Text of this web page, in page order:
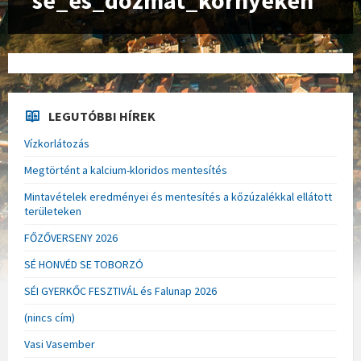
LEGUTÓBBI HÍREK
Vízkorlátozás
Megtörtént a kalcium-kloridos mentesítés
Mintavételek eredményei és mentesítés a kőzúzalékkal ellátott
területeken
FŐZŐVERSENY 2026
SÉ HONVÉD SE TOBORZÓ
SÉI GYERKŐC FESZTIVÁL és Falunap 2026
(nincs cím)
Vasi Vasember